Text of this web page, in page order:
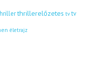
thrillerelőzetes tv tv
életrajz